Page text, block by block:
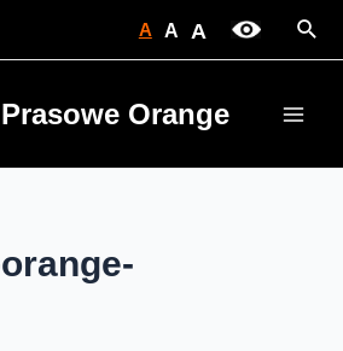
A A A
Orange